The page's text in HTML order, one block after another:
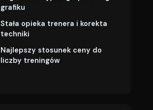
grafiku
Stała opieka trenera i korekta
techniki
Najlepszy stosunek ceny do
liczby treningów